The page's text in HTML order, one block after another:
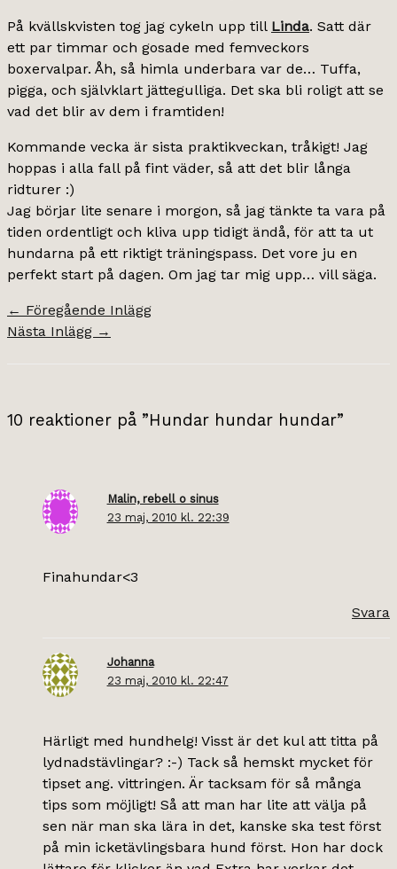
På kvällskvisten tog jag cykeln upp till Linda. Satt där
ett par timmar och gosade med femveckors
boxervalpar. Åh, så himla underbara var de… Tuffa,
pigga, och självklart jättegulliga. Det ska bli roligt att se
vad det blir av dem i framtiden!
Kommande vecka är sista praktikveckan, tråkigt! Jag
hoppas i alla fall på fint väder, så att det blir långa
ridturer :)
Jag börjar lite senare i morgon, så jag tänkte ta vara på
tiden ordentligt och kliva upp tidigt ändå, för att ta ut
hundarna på ett riktigt träningspass. Det vore ju en
perfekt start på dagen. Om jag tar mig upp… vill säga.
← Föregående Inlägg
Nästa Inlägg →
10 reaktioner på ”Hundar hundar hundar”
Malin, rebell o sinus
23 maj, 2010 kl. 22:39
Finahundar<3
Svara
Johanna
23 maj, 2010 kl. 22:47
Härligt med hundhelg! Visst är det kul att titta på
lydnadstävlingar? :-) Tack så hemskt mycket för
tipset ang. vittringen. Är tacksam för så många
tips som möjligt! Så att man har lite att välja på
sen när man ska lära in det, kanske ska test först
på min icketävlingsbara hund först. Hon har dock